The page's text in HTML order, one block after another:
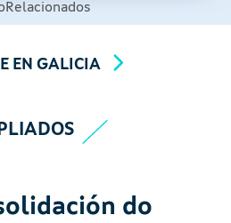
Relacionados
EN GALICIA
do